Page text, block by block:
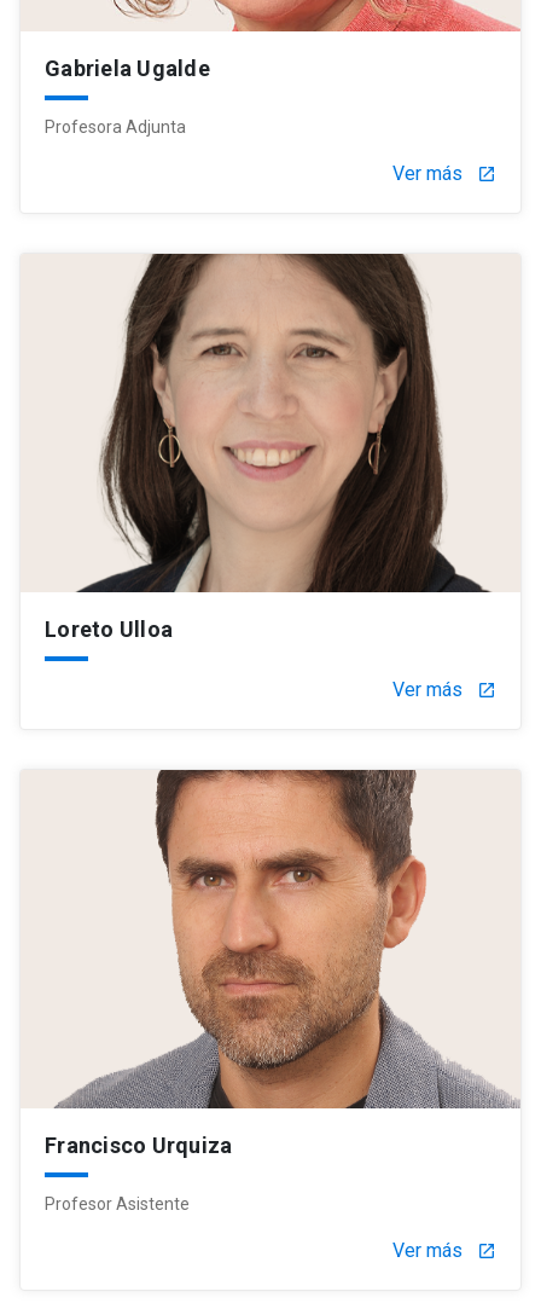
Gabriela Ugalde
Profesora Adjunta
Ver más launch
Loreto Ulloa
Ver más launch
Francisco Urquiza
Profesor Asistente
Ver más launch